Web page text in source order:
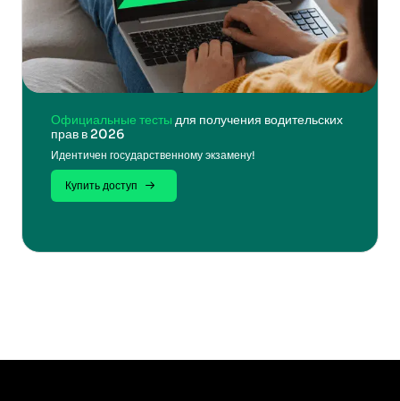
Официальные тесты для получения водительских
прав в 2026
Идентичен государственному экзамену!
Купить доступ